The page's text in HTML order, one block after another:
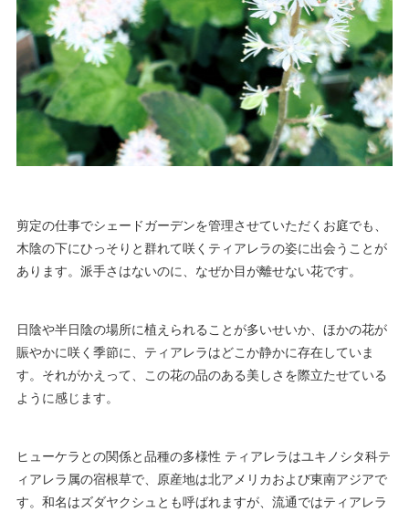
剪定の仕事でシェードガーデンを管理させていただくお庭でも、
木陰の下にひっそりと群れて咲くティアレラの姿に出会うことが
あります。派手さはないのに、なぜか目が離せない花です。
日陰や半日陰の場所に植えられることが多いせいか、ほかの花が
賑やかに咲く季節に、ティアレラはどこか静かに存在していま
す。それがかえって、この花の品のある美しさを際立たせている
ように感じます。
ヒューケラとの関係と品種の多様性 ティアレラはユキノシタ科テ
ィアレラ属の宿根草で、原産地は北アメリカおよび東南アジアで
す。和名はズダヤクシュとも呼ばれますが、流通ではティアレラ